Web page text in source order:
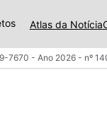
Atlas da Notícia
7670 - Ano 2026 - nº